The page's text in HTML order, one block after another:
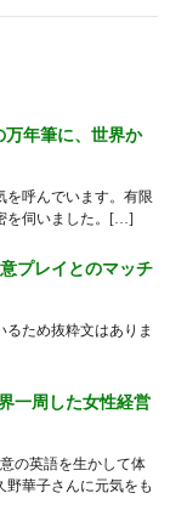
万年筆に、世界か
を呼んでいます。有限
を伺いました。[…]
プレイとのマッチ
ため抜粋文はありま
一周した女性経営
の英語を生かして体
野華子さんに元気をも